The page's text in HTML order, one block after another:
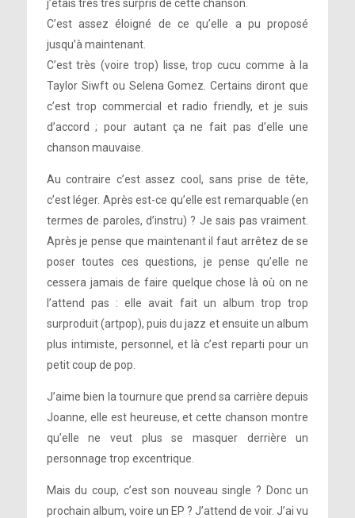
j’étais très très surpris de cette chanson.
C’est assez éloigné de ce qu’elle a pu proposé
jusqu’à maintenant.
C’est très (voire trop) lisse, trop cucu comme à la
Taylor Siwft ou Selena Gomez. Certains diront que
c’est trop commercial et radio friendly, et je suis
d’accord ; pour autant ça ne fait pas d’elle une
chanson mauvaise.
Au contraire c’est assez cool, sans prise de tête,
c’est léger. Après est-ce qu’elle est remarquable (en
termes de paroles, d’instru) ? Je sais pas vraiment.
Après je pense que maintenant il faut arrêtez de se
poser toutes ces questions, je pense qu’elle ne
cessera jamais de faire quelque chose là où on ne
l’attend pas : elle avait fait un album trop trop
surproduit (artpop), puis du jazz et ensuite un album
plus intimiste, personnel, et là c’est reparti pour un
petit coup de pop.
J’aime bien la tournure que prend sa carrière depuis
Joanne, elle est heureuse, et cette chanson montre
qu’elle ne veut plus se masquer derrière un
personnage trop excentrique.
Mais du coup, c’est son nouveau single ? Donc un
prochain album, voire un EP ? J’attend de voir. J’ai vu